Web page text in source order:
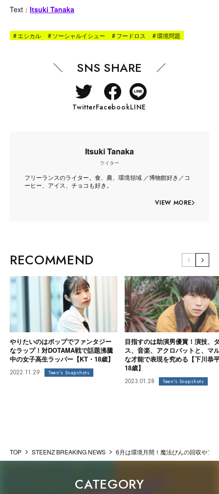
Text： Itsuki Tanaka
#エシカル #ソーシャルイシュー #フードロス #環境問題
SNS SHARE
TwitterFacebookLINE
Itsuki Tanaka
ライター
フリーランスのライター。食、農、環境領域 ／博物館好き／コ
ーヒー、アイス、チョコも好き。
VIEW MORE
RECOMMEND
やりたいのはポップでファンタジー
なラップ！対DOTAMA戦で話題沸騰
中の女子高生ラッパー【KT・18歳】
2022.11.29 Teen's Snapshots
目指すのは助演男優賞！演技、
ス、音楽、アクロバットと、マ
な才能で表現を究める【下川恭
18歳】
2023.01.28 Teen's Snapshots
TOP STEENZ BREAKING NEWS 6月は環境月間！魔法びんの回収やフ
CATEGORY